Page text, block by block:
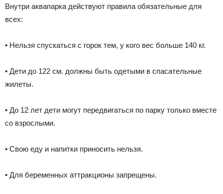
Внутри аквапарка действуют правила обязательные для
всех:
• Нельзя спускаться с горок тем, у кого вес больше 140 кг.
• Дети до 122 см. должны быть одетыми в спасательные
жилеты.
• До 12 лет дети могут передвигаться по парку только вместе
со взрослыми.
• Свою еду и напитки приносить нельзя.
• Для беременных аттракционы запрещены.